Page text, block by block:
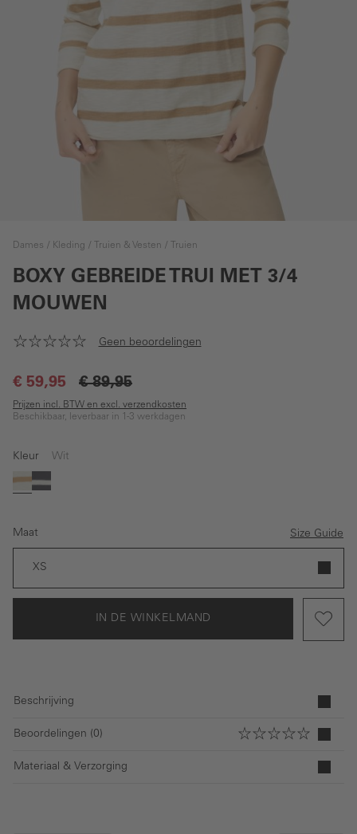
Dames Kleding Truien & Vesten Truien
BOXY GEBREIDE TRUI MET 3/4
MOUWEN
Geen beoordelingen
€ 59,95 € 89,95
Prijzen incl. BTW en excl. verzendkosten
Beschikbaar, leverbaar in 1-3 werkdagen
Kleur Wit
WitDonkerblauw
Maat Size Guide
XS
IN DE WINKELMAND
Beschrijving
Beoordelingen (0)
Materiaal & Verzorging